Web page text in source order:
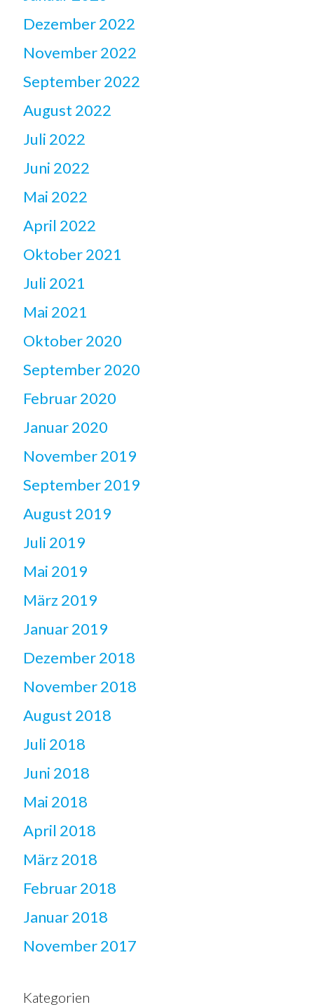
Dezember 2022
November 2022
September 2022
August 2022
Juli 2022
Juni 2022
Mai 2022
April 2022
Oktober 2021
Juli 2021
Mai 2021
Oktober 2020
September 2020
Februar 2020
Januar 2020
November 2019
September 2019
August 2019
Juli 2019
Mai 2019
März 2019
Januar 2019
Dezember 2018
November 2018
August 2018
Juli 2018
Juni 2018
Mai 2018
April 2018
März 2018
Februar 2018
Januar 2018
November 2017
Kategorien